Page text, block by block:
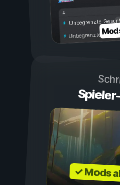
Unbegrenzte
Unbegrenzte
✓ Mods